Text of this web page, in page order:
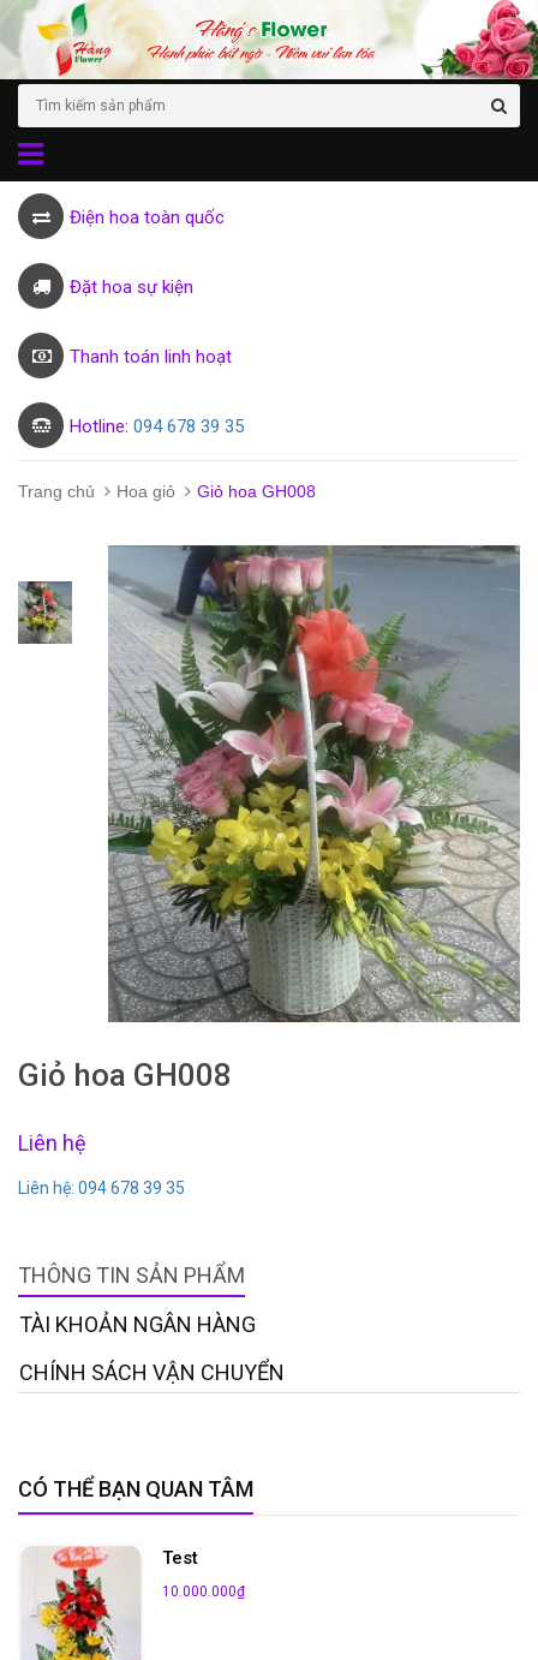
Điện hoa toàn quốc
Đặt hoa sự kiện
Thanh toán linh hoạt
Hotline: 094 678 39 35
Trang chủ Hoa giỏ Giỏ hoa GH008
Giỏ hoa GH008
Liên hệ
Liên hệ: 094 678 39 35
THÔNG TIN SẢN PHẨM
TÀI KHOẢN NGÂN HÀNG
CHÍNH SÁCH VẬN CHUYỂN
CÓ THỂ BẠN QUAN TÂM
Test
10.000.000₫